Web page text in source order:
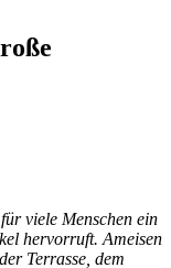
viele Menschen ein
hervorruft. Ameisen
Terrasse, dem